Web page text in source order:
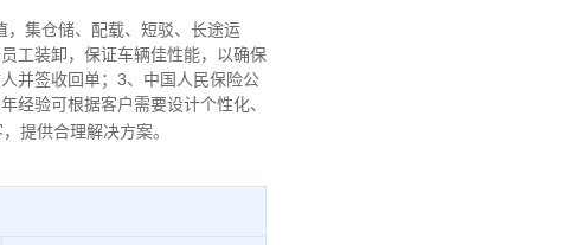
集仓储、配载、短驳、长途运
工装卸，保证车辆佳性能，以确保
并签收回单；3、中国人民保险公
经验可根据客户需要设计个性化、
提供合理解决方案。